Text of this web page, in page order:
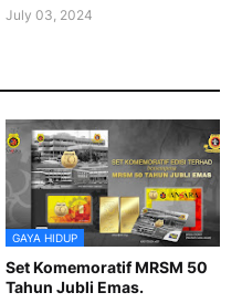
July 03, 2024
GAYA HIDUP
Set Komemoratif MRSM 50
Tahun Jubli Emas.